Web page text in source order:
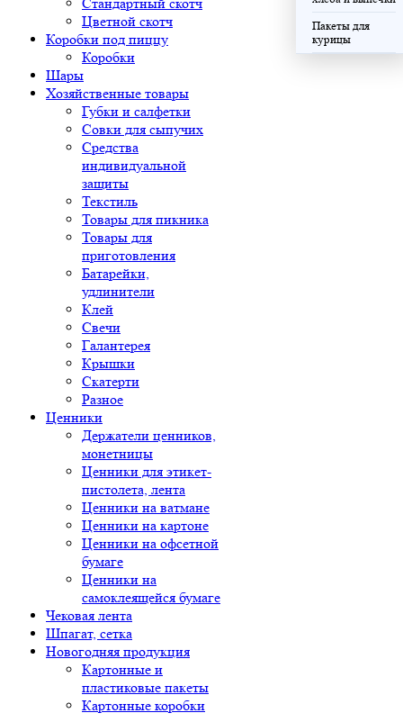
Цветной скотч
Коробки под пиццу
Коробки
Шары
Хозяйственные товары
Губки и салфетки
Совки для сыпучих
Средства
индивидуальной
защиты
Текстиль
Товары для пикника
Товары для
приготовления
Батарейки,
удлинители
Клей
Свечи
Галантерея
Крышки
Скатерти
Разное
Ценники
Держатели ценников,
монетницы
Ценники для этикет-
пистолета, лента
Ценники на ватмане
Ценники на картоне
Ценники на офсетной
бумаге
Ценники на
самоклеящейся бумаге
Чековая лента
Шпагат, сетка
Новогодняя продукция
Картонные и
пластиковые пакеты
Картонные коробки
Пакеты для
курицы